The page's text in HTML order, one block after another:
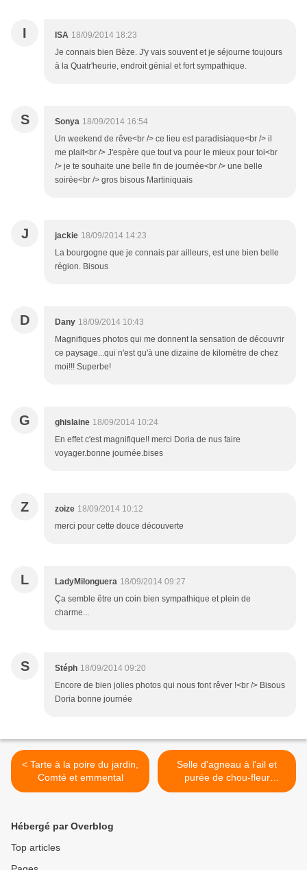
I ISA 18/09/2014 18:23
Je connais bien Bèze. J'y vais souvent et je séjourne toujours
à la Quatr'heurie, endroit génial et fort sympathique.
S Sonya 18/09/2014 16:54
Un weekend de rêve<br /> ce lieu est paradisiaque<br /> il
me plait<br /> J'espère que tout va pour le mieux pour toi<br
/> je te souhaite une belle fin de journée<br /> une belle
soirée<br /> gros bisous Martiniquais
J jackie 18/09/2014 14:23
La bourgogne que je connais par ailleurs, est une bien belle
région. Bisous
D Dany 18/09/2014 10:43
Magnifiques photos qui me donnent la sensation de découvrir
ce paysage...qui n'est qu'à une dizaine de kilomètre de chez
moi!!! Superbe!
G ghislaine 18/09/2014 10:24
En effet c'est magnifique!! merci Doria de nus faire
voyager.bonne journée.bises
Z zoize 18/09/2014 10:12
merci pour cette douce découverte
L LadyMilonguera 18/09/2014 09:27
Ça semble être un coin bien sympathique et plein de
charme...
S Stéph 18/09/2014 09:20
Encore de bien jolies photos qui nous font rêver !<br /> Bisous
Doria bonne journée
< Tarte à la poire du jardin,
Comté et emmental
Selle d'agneau à l'ail et
purée de chou-fleur
écrasée >
Hébergé par Overblog
Top articles